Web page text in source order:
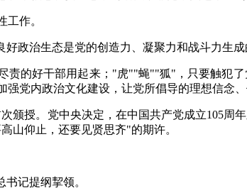
作。
政治生态是党的创造力、凝聚力和战斗力生
责的好干部用起来；"虎""蝇""狐"，只要触犯
强党内政治文化建设，让党所倡导的理想信
颁授。党中央决定，在中国共产党成立105
山仰止，还要见贤思齐"的期许。
记提纲挈领。